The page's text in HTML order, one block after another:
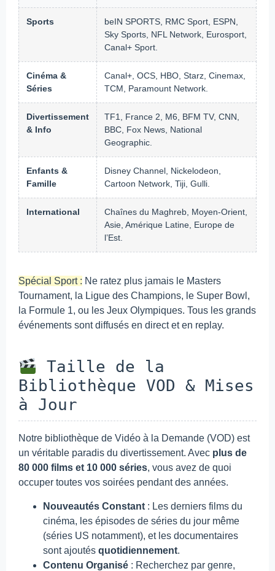
Sports
beIN SPORTS, RMC Sport, ESPN,
Sky Sports, NFL Network, Eurosport,
Canal+ Sport.
Cinéma &
Séries
Canal+, OCS, HBO, Starz, Cinemax,
TCM, Paramount Network.
Divertissement
& Info
TF1, France 2, M6, BFM TV, CNN,
BBC, Fox News, National
Geographic.
Enfants &
Famille
Disney Channel, Nickelodeon,
Cartoon Network, Tiji, Gulli.
International
Chaînes du Maghreb, Moyen-Orient,
Asie, Amérique Latine, Europe de
l’Est.
Spécial Sport : Ne ratez plus jamais le Masters
Tournament, la Ligue des Champions, le Super Bowl,
la Formule 1, ou les Jeux Olympiques. Tous les grands
événements sont diffusés en direct et en replay.
Taille de la
Bibliothèque VOD & Mises
à Jour
Notre bibliothèque de Vidéo à la Demande (VOD) est
un véritable paradis du divertissement. Avec plus de
80 000 films et 10 000 séries, vous avez de quoi
occuper toutes vos soirées pendant des années.
Nouveautés Constant : Les derniers films du
cinéma, les épisodes de séries du jour même
(séries US notamment), et les documentaires
sont ajoutés quotidiennement.
Contenu Organisé : Recherchez par genre,